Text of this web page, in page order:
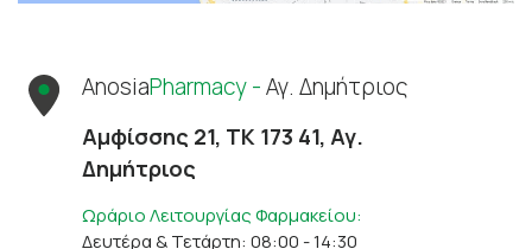
AnosiaPharmacy -Αγ. Δημήτριος
Αμφίσσης 21, ΤΚ 173 41, Αγ.
Δημήτριος
Ωράριο Λειτουργίας Φαρμακείου:
Δευτέρα & Τετάρτη: 08:00 - 14:30